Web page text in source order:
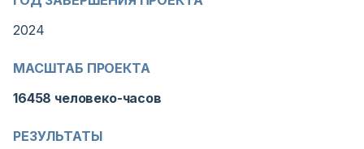
2024
МАСШТАБ ПРОЕКТА
16458 человеко-часов
РЕЗУЛЬТАТЫ